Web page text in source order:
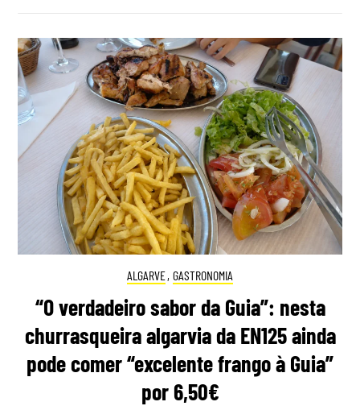
ALGARVE, GASTRONOMIA
“O verdadeiro sabor da Guia”: nesta
churrasqueira algarvia da EN125 ainda
pode comer “excelente frango à Guia”
por 6,50€